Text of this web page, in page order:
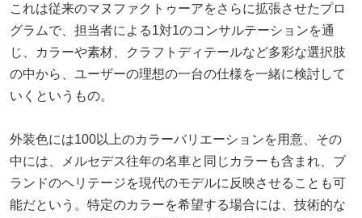
これは従来のマヌファクトゥーアをさらに拡張させたプロ
グラムで、担当者による1対1のコンサルテーションを通
じ、カラーや素材、クラフトディテールなど多彩な選択肢
の中から、ユーザーの理想の一台の仕様を一緒に検討して
いくというもの。
外装色には100以上のカラーバリエーションを用意、その
中には、メルセデス往年の名車と同じカラーも含まれ、ブ
ランドのヘリテージを現代のモデルに反映させることも可
能だという。特定のカラーを希望する場合には、技術的な